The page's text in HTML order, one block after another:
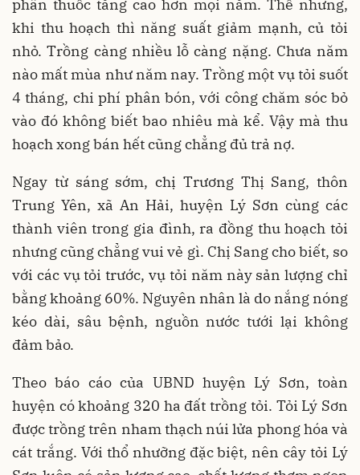
phân thuốc tăng cao hơn mọi năm. Thế nhưng,
khi thu hoạch thì năng suất giảm mạnh, củ tỏi
nhỏ. Trồng càng nhiều lỗ càng nặng. Chưa năm
nào mất mùa như năm nay. Trồng một vụ tỏi suốt
4 tháng, chi phí phân bón, với công chăm sóc bỏ
vào đó không biết bao nhiêu mà kể. Vậy mà thu
hoạch xong bán hết cũng chẳng đủ trả nợ.
Ngay từ sáng sớm, chị Trương Thị Sang, thôn
Trung Yên, xã An Hải, huyện Lý Sơn cùng các
thành viên trong gia đình, ra đồng thu hoạch tỏi
nhưng cũng chẳng vui vẻ gì. Chị Sang cho biết, so
với các vụ tỏi trước, vụ tỏi năm này sản lượng chỉ
bằng khoảng 60%. Nguyên nhân là do nắng nóng
kéo dài, sâu bệnh, nguồn nước tưới lại không
đảm bảo.
Theo báo cáo của UBND huyện Lý Sơn, toàn
huyện có khoảng 320 ha đất trồng tỏi. Tỏi Lý Sơn
được trồng trên nham thạch núi lửa phong hóa và
cát trắng. Với thổ nhưỡng đặc biệt, nên cây tỏi Lý